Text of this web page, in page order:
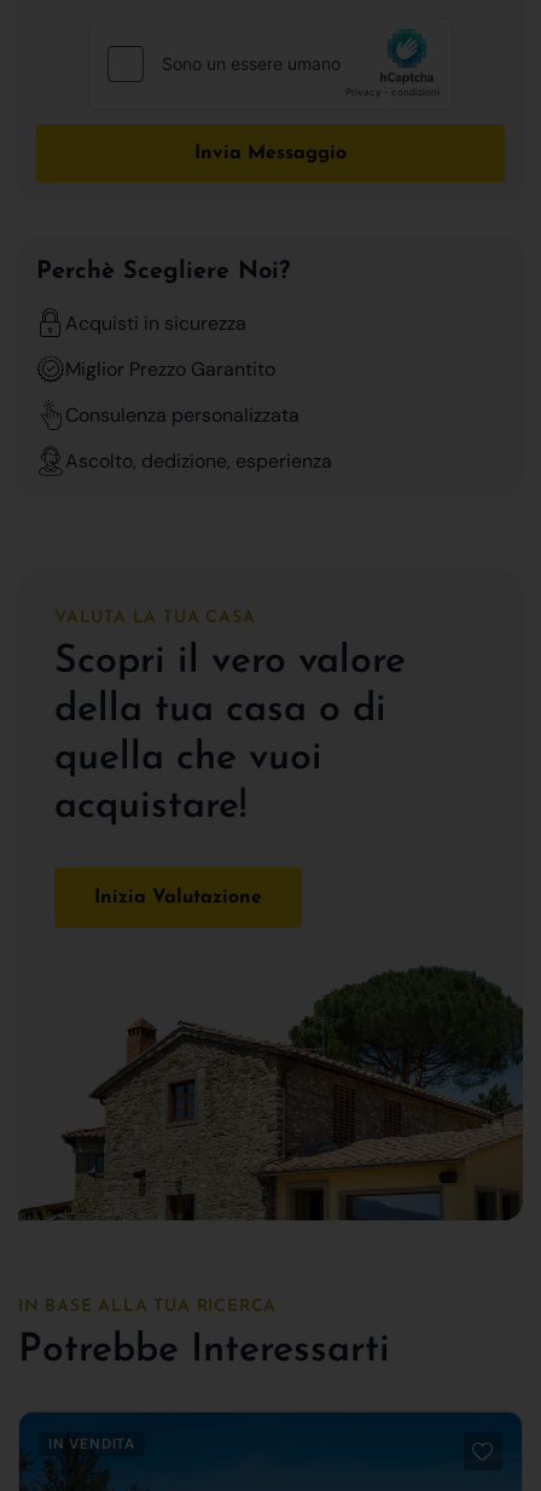
Invia Messaggio
Perchè Scegliere Noi?
Acquisti in sicurezza
Miglior Prezzo Garantito
Consulenza personalizzata
Ascolto, dedizione, esperienza
VALUTA LA TUA CASA
Scopri il vero valore
della tua casa o di
quella che vuoi
acquistare!
Inizia Valutazione
IN BASE ALLA TUA RICERCA
Potrebbe Interessarti
IN VENDITA